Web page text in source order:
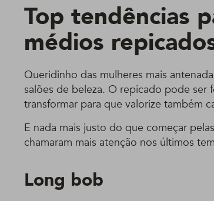
Top tendências
médios
Queridinho das mulheres mais
salões de beleza. O repicado pode
transformar para que valorize também
E nada mais justo do que começar
chamaram mais atenção nos últimos
Long bob